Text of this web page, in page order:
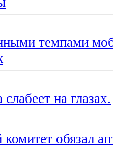
темпами
на глазах.
обязал
Гоп-стоп, мы